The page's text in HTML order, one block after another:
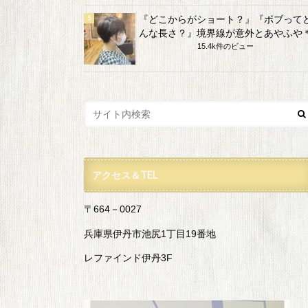
『どこからがショート？』『ボブって
んな長さ？』境界線が意外とあやふや
15.4k件のビュー
アクセス＆TEL
〒664－0027
兵庫県伊丹市池尻1丁目19番地
レファインド伊丹3F